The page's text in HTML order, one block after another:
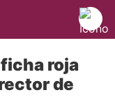
roja
de